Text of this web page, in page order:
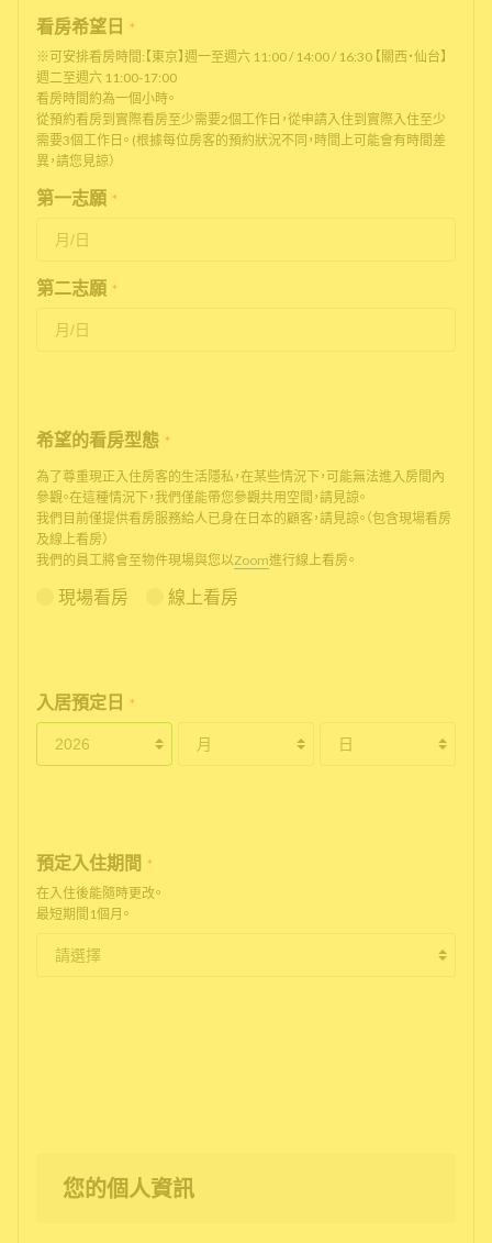
看房希望日
*
※可安排看房時間:【東京】週一至週六 11:00 / 14:00 / 16:30 【關西・仙台】
週二至週六 11:00-17:00
看房時間約為一個小時。
從預約看房到實際看房至少需要2個工作日，從申請入住到實際入住至少
需要3個工作日。 (根據每位房客的預約狀況不同，時間上可能會有時間差
異，請您見諒）
第一志願 *
第二志願 *
希望的看房型態 *
為了尊重現正入住房客的生活隱私，在某些情況下，可能無法進入房間內
參觀。在這種情況下，我們僅能帶您參觀共用空間，請見諒。
我們目前僅提供看房服務給人已身在日本的顧客，請見諒。（包含現場看房
及線上看房）
我們的員工將會至物件現場與您以Zoom進行線上看房。
現場看房 線上看房
入居預定日 *
預定入住期間 *
在入住後能隨時更改。
最短期間1個月。
您的個人資訊